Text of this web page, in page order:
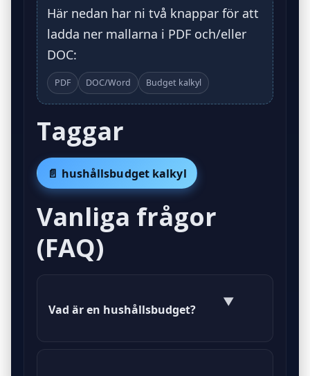
Här nedan har ni två knappar för att
ladda ner mallarna i PDF och/eller
DOC:
PDF DOC/Word Budget kalkyl
Taggar
📄 hushållsbudget kalkyl
Vanliga frågor
(FAQ)
Vad är en hushållsbudget?
▼